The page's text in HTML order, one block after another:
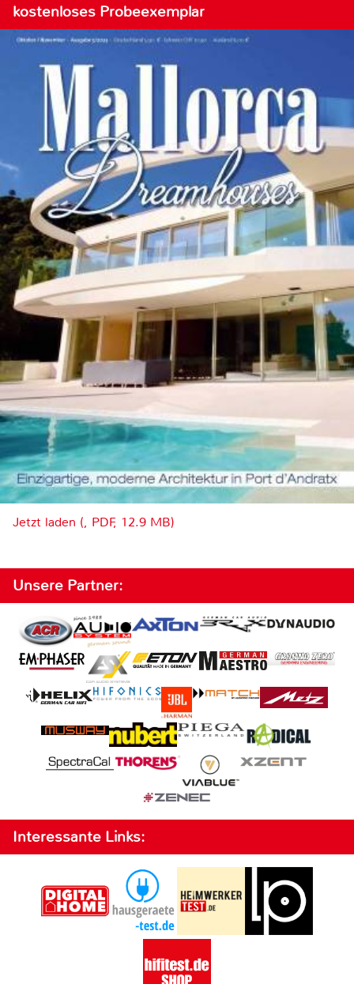
kostenloses Probeexemplar
Jetzt laden (, PDF, 12.9 MB)
Unsere Partner:
Interessante Links: